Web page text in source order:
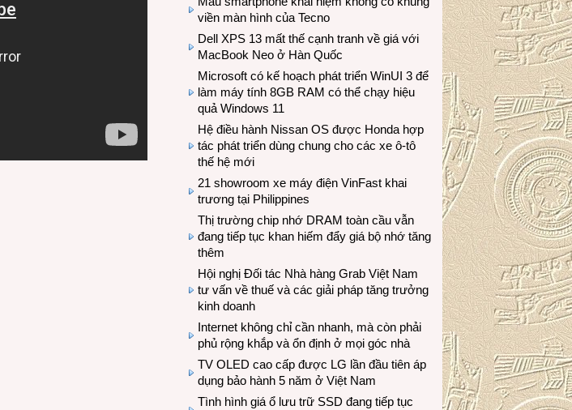
viền màn hình của Tecno
Dell XPS 13 mất thế cạnh tranh về giá với
MacBook Neo ở Hàn Quốc
Microsoft có kế hoạch phát triển WinUI 3 để
làm máy tính 8GB RAM có thể chạy hiệu
quả Windows 11
Hệ điều hành Nissan OS được Honda hợp
tác phát triển dùng chung cho các xe ô-tô
thế hệ mới
21 showroom xe máy điện VinFast khai
trương tại Philippines
Thị trường chip nhớ DRAM toàn cầu vẫn
đang tiếp tục khan hiếm đẩy giá bộ nhớ tăng
thêm
Hội nghị Đối tác Nhà hàng Grab Việt Nam
tư vấn về thuế và các giải pháp tăng trưởng
kinh doanh
Internet không chỉ cần nhanh, mà còn phải
phủ rộng khắp và ổn định ở mọi góc nhà
TV OLED cao cấp được LG lần đầu tiên áp
dụng bảo hành 5 năm ở Việt Nam
Tình hình giá ổ lưu trữ SSD đang tiếp tục